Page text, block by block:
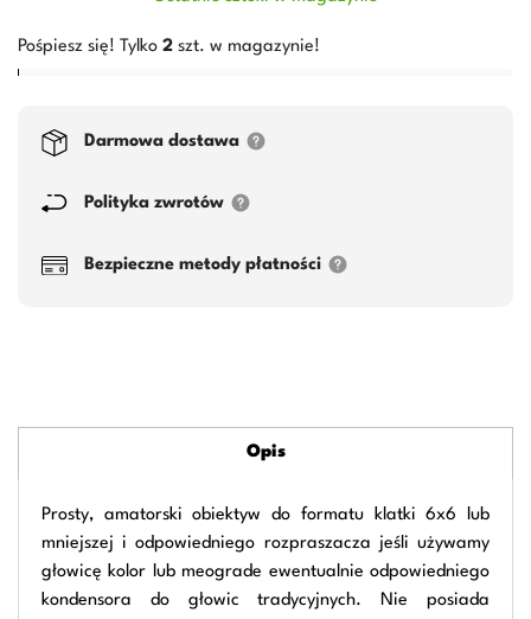
Pośpiesz się! Tylko 2 szt. w magazynie!
Darmowa dostawa
Polityka zwrotów
Bezpieczne metody płatności
Opis
Prosty, amatorski obiektyw do formatu klatki 6x6 lub
mniejszej i odpowiedniego rozpraszacza jeśli używamy
głowicę kolor lub meograde ewentualnie odpowiedniego
kondensora do głowic tradycyjnych. Nie posiada